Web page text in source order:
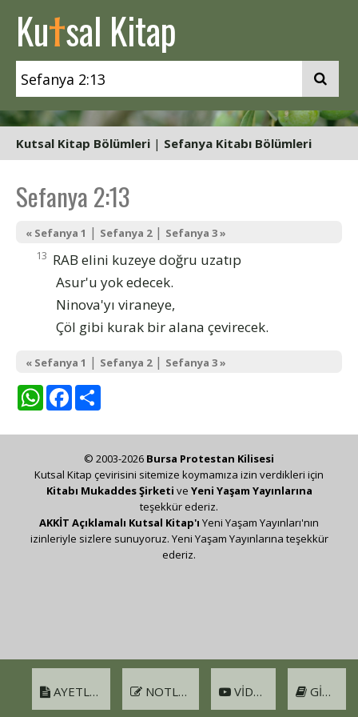
Kutsal Kitap
Kutsal Kitap Bölümleri | Sefanya Kitabı Bölümleri
Sefanya 2:13
« Sefanya 1 | Sefanya 2| Sefanya 3 »
13 RAB elini kuzeye doğru uzatıp
Asur'u yok edecek.
Ninova'yı viraneye,
Çöl gibi kurak bir alana çevirecek.
« Sefanya 1 | Sefanya 2| Sefanya 3 »
WhatsAppFacebook
AYETLER NOTLAR VIDEO GIRIŞ
© 2003-2026 Bursa Protestan Kilisesi
Kutsal Kitap çevirisini sitemize koymamıza izin verdikleri için
Kitabı Mukaddes Şirketi ve Yeni Yaşam Yayınlarına
teşekkür ederiz.
AKKİT Açıklamalı Kutsal Kitap'ı Yeni Yaşam Yayınları'nın
izinleriyle sizlere sunuyoruz. Yeni Yaşam Yayınlarına teşekkür
ederiz.